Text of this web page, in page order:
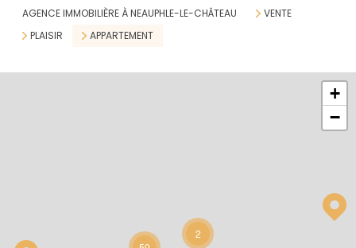
AGENCE IMMOBILIÈRE À NEAUPHLE-LE-CHÂTEAU
VENTE
PLAISIR
APPARTEMENT
2
+
−